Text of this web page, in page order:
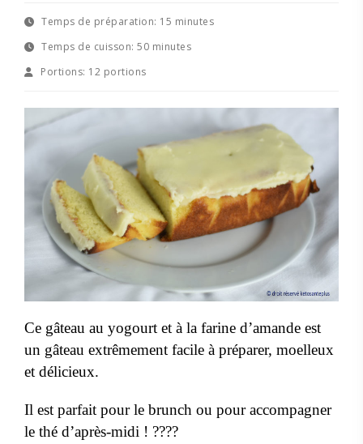
Temps de préparation: 15 minutes
Temps de cuisson: 50 minutes
Portions: 12 portions
Ce gâteau au yogourt et à la farine d’amande est
un gâteau extrêmement facile à préparer, moelleux
et délicieux.
Il est parfait pour le brunch ou pour accompagner
le thé d’après-midi ! ????